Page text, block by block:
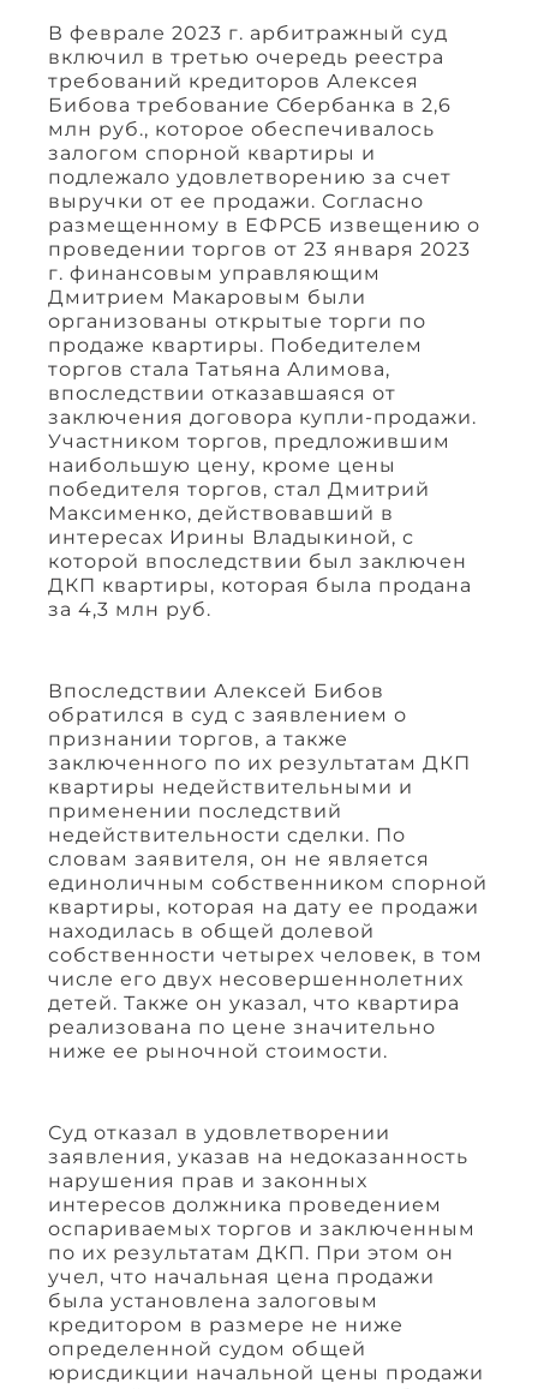
В феврале 2023 г. арбитражный суд
включил в третью очередь реестра
требований кредиторов Алексея
Бибова требование Сбербанка в 2,6
млн руб., которое обеспечивалось
залогом спорной квартиры и
подлежало удовлетворению за счет
выручки от ее продажи. Согласно
размещенному в ЕФРСБ извещению о
проведении торгов от 23 января 2023
г. финансовым управляющим
Дмитрием Макаровым были
организованы открытые торги по
продаже квартиры. Победителем
торгов стала Татьяна Алимова,
впоследствии отказавшаяся от
заключения договора купли-продажи.
Участником торгов, предложившим
наибольшую цену, кроме цены
победителя торгов, стал Дмитрий
Максименко, действовавший в
интересах Ирины Владыкиной, с
которой впоследствии был заключен
ДКП квартиры, которая была продана
за 4,3 млн руб.
Впоследствии Алексей Бибов
обратился в суд с заявлением о
признании торгов, а также
заключенного по их результатам ДКП
квартиры недействительными и
применении последствий
недействительности сделки. По
словам заявителя, он не является
единоличным собственником спорной
квартиры, которая на дату ее продажи
находилась в общей долевой
собственности четырех человек, в том
числе его двух несовершеннолетних
детей. Также он указал, что квартира
реализована по цене значительно
ниже ее рыночной стоимости.
Суд отказал в удовлетворении
заявления, указав на недоказанность
нарушения прав и законных
интересов должника проведением
оспариваемых торгов и заключенным
по их результатам ДКП. При этом он
учел, что начальная цена продажи
была установлена залоговым
кредитором в размере не ниже
определенной судом общей
юрисдикции начальной цены продажи